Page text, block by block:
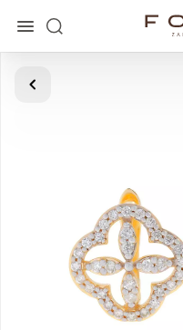
Asosiy
Bilaguzuklar